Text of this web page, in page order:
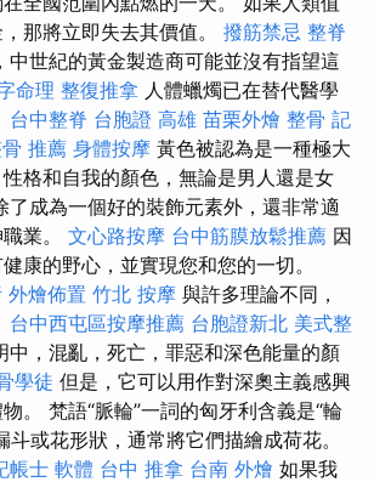
那將立即失去其價值。 撥筋禁忌 整脊
中世紀的黃金製造商可能並沒有指望這
命理 整復推拿 人體蠟燭已在替代醫學
台中整脊 台胞證 高雄 苗栗外燴 整骨 記
推薦 身體按摩 黃色被認為是一種極大
格和自我的顏色，無論是男人還是女
了成為一個好的裝飾元素外，還非常適
業。 文心路按摩 台中筋膜放鬆推薦 因
康的野心，並實現您和您的一切。
外燴佈置 竹北 按摩 與許多理論不同，
台中西屯區按摩推薦 台胞證新北 美式整
中，混亂，死亡，罪惡和深色能量的顏
學徒 但是，它可以用作對深奧主義感興
。 梵語“脈輪”一詞的匈牙利含義是“輪
斗或花形狀，通常將它們描繪成荷花。
帳士 軟體 台中 推拿 台南 外燴 如果我